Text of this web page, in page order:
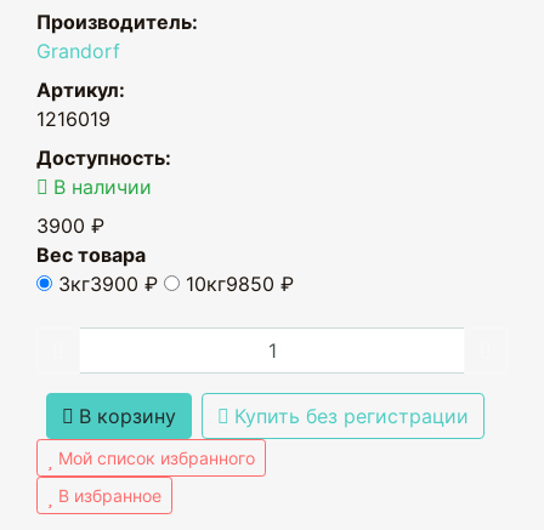
Производитель:
Grandorf
Артикул:
1216019
Доступность:
В наличии
3900 ₽
Вес товара
3кг3900 ₽ 10кг9850 ₽
В корзину Купить без регистрации
Мой список избранного
В избранное